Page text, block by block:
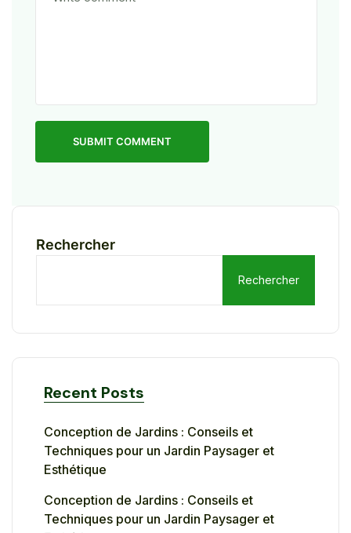
SUBMIT COMMENT
Rechercher
Rechercher
Recent Posts
Conception de Jardins : Conseils et
Techniques pour un Jardin Paysager et
Esthétique
Conception de Jardins : Conseils et
Techniques pour un Jardin Paysager et